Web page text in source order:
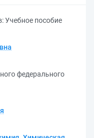
Учебное пособие
федерального